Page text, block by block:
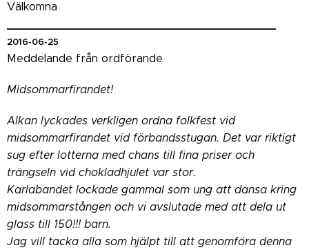
Välkomna
2016-06-25
Meddelande från ordförande
Midsommarfirandet!
Alkan lyckades verkligen ordna folkfest vid
midsommarfirandet vid förbandsstugan. Det var riktigt
sug efter lotterna med chans till fina priser och
trängseln vid chokladhjulet var stor.
Karlabandet lockade gammal som ung att dansa kring
midsommarstången och vi avslutade med att dela ut
glass till 150!!! barn.
Jag vill tacka alla som hjälpt till att genomföra denna